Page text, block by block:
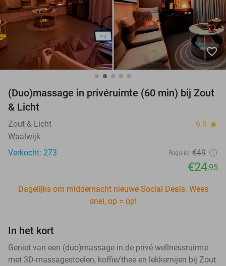
favorite_border
(Duo)massage in privéruimte (60 min) bij Zout
& Licht
Zout & Licht 9.9 star
Waalwijk
Verkocht: 273
Regulier €49
€24,95
Dagelijks om middernacht nieuwe Social Deals. Wees
snel, op = op!
In het kort
Geniet van een (duo)massage in de privé wellnessruimte
met 3D-massagestoelen, koffie/thee en lekkernijen bij Zout